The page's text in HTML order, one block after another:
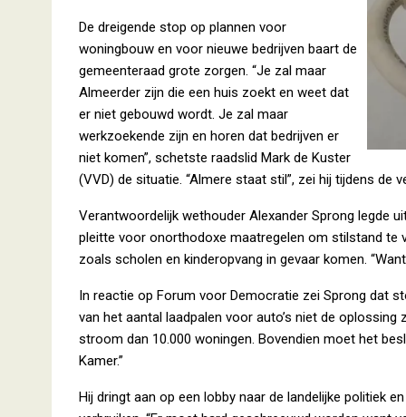
De dreigende stop op plannen voor
woningbouw en voor nieuwe bedrijven baart de
gemeenteraad grote zorgen. “Je zal maar
Almeerder zijn die een huis zoekt en weet dat
er niet gebouwd wordt. Je zal maar
werkzoekende zijn en horen dat bedrijven er
niet komen”, schetste raadslid Mark de Kuster
(VVD) de situatie. “Almere staat stil”, zei hij tijdens de
Verantwoordelijk wethouder Alexander Sprong legde
pleitte voor onorthodoxe maatregelen om stilstand te
zoals scholen en kinderopvang in gevaar komen.
In reactie op Forum voor Democratie zei Sprong dat
van het aantal laadpalen voor auto’s niet de
stroom dan 10.000 woningen. Bovendien moet het
Kamer.”
Hij dringt aan op een lobby naar de landelijke politiek